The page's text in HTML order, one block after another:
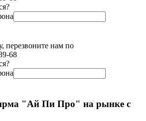
перезвоните нам по
68
"Ай Пи Про" на рынке с